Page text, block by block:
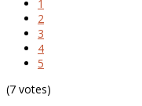
1
2
3
4
5
(7 votes)